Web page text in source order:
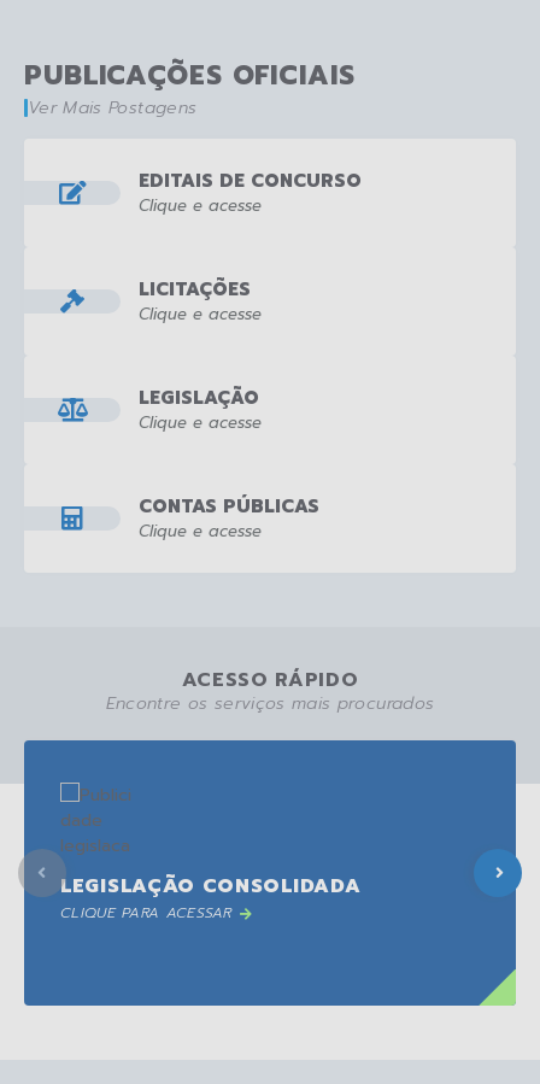
PUBLICAÇÕES OFICIAIS
Ver Mais Postagens
EDITAIS DE CONCURSO
Clique e acesse
LICITAÇÕES
Clique e acesse
LEGISLAÇÃO
Clique e acesse
CONTAS PÚBLICAS
Clique e acesse
ACESSO RÁPIDO
Encontre os serviços mais procurados
LEGISLAÇÃO CONSOLIDADA
CLIQUE PARA ACESSAR